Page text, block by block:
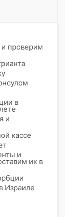
проверим
в
и
кассе
и
их в
Израиле